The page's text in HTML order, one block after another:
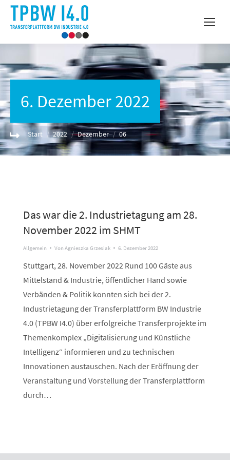
6. Dezember 2022
Sie befinden sich hier:
Start 2022 Dezember 06
Das war die 2. Industrietagung am 28.
November 2022 im SHMT
Allgemein Von Agnieszka Grzesiak 6. Dezember 2022
Stuttgart, 28. November 2022 Rund 100 Gäste aus
Mittelstand & Industrie, öffentlicher Hand sowie
Verbänden & Politik konnten sich bei der 2.
Industrietagung der Transferplattform BW Industrie
4.0 (TPBW I4.0) über erfolgreiche Transferprojekte im
Themenkomplex „Digitalisierung und Künstliche
Intelligenz“ informieren und zu technischen
Innovationen austauschen. Nach der Eröffnung der
Veranstaltung und Vorstellung der Transferplattform
durch…